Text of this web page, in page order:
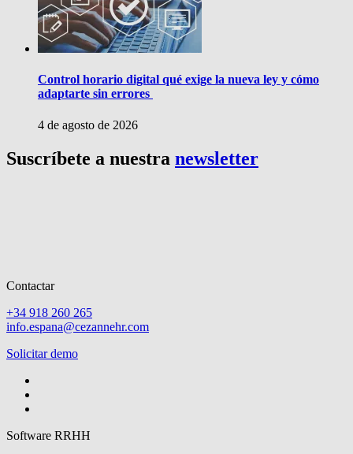
Control horario digital qué exige la nueva ley y cómo
adaptarte sin errores
4 de agosto de 2026
Suscríbete a nuestra newsletter
Contactar
+34 918 260 265
info.espana@cezannehr.com
Solicitar demo
Software RRHH